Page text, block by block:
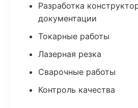
Разработка
документации
Токарные работы
Лазерная резка
Сварочные работы
Контроль качества